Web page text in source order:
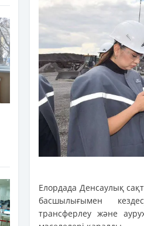
Елордада Денсаулық
басшылығымен
трансферлеу және